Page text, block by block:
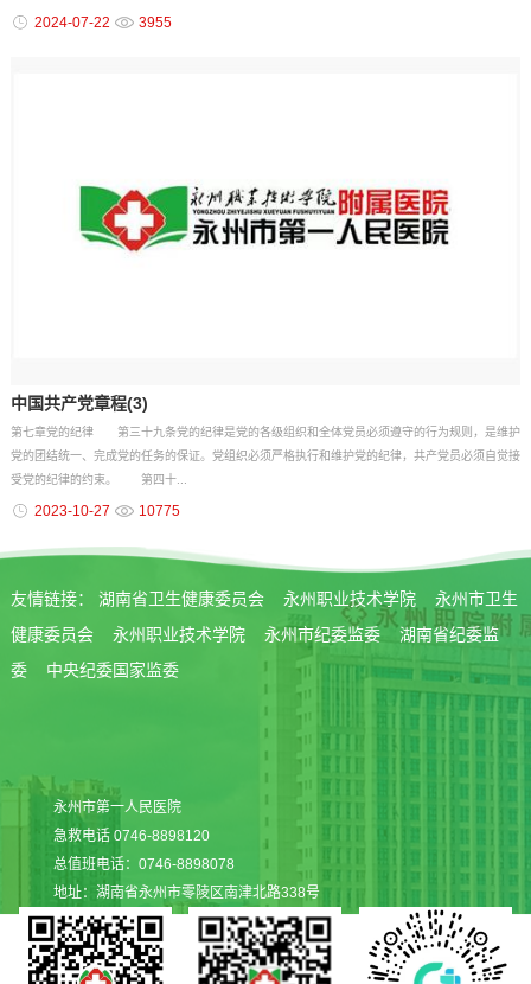
2024-07-22 3955
中国共产党章程(3)
第七章党的纪律 第三十九条党的纪律是党的各级组织和全体党员必须遵守的行为规则，是维护
党的团结统一、完成党的任务的保证。党组织必须严格执行和维护党的纪律，共产党员必须自觉接
受党的纪律的约束。 第四十...
2023-10-27 10775
友情链接： 湖南省卫生健康委员会 永州职业技术学院
永州市卫生
健康委员会
永州职业技术学院 永州市纪委监委
湖南省纪委监
委
中央纪委国家监委
永州市第一人民医院
急救电话 0746-8898120
总值班电话：0746-8898078
地址：湖南省永州市零陵区南津北路338号